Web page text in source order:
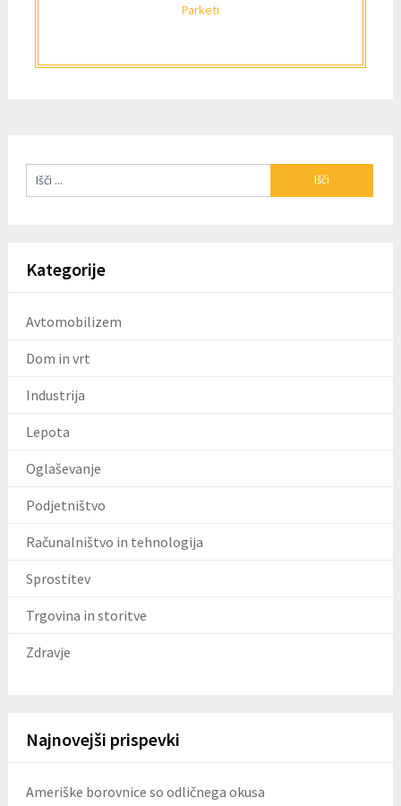
Parketi
Kategorije
Avtomobilizem
Dom in vrt
Industrija
Lepota
Oglaševanje
Podjetništvo
Računalništvo in tehnologija
Sprostitev
Trgovina in storitve
Zdravje
Najnovejši prispevki
Ameriške borovnice so odličnega okusa